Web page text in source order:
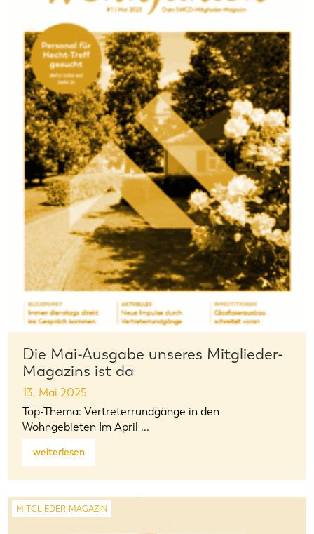
Die Mai-Ausgabe unseres Mitglieder-
Magazins ist da
13. Mai 2025
Top-Thema: Vertreterrundgänge in den
Wohngebieten Im April ...
weiterlesen
MITGLIEDER-MAGAZIN